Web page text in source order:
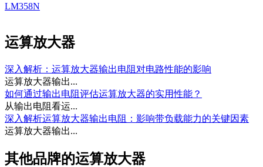
LM358N
运算放大器
深入解析：运算放大器输出电阻对电路性能的影响
运算放大器输出...
如何通过输出电阻评估运算放大器的实用性能？
从输出电阻看运...
深入解析运算放大器输出电阻：影响带负载能力的关键因素
运算放大器输出...
其他品牌的运算放大器